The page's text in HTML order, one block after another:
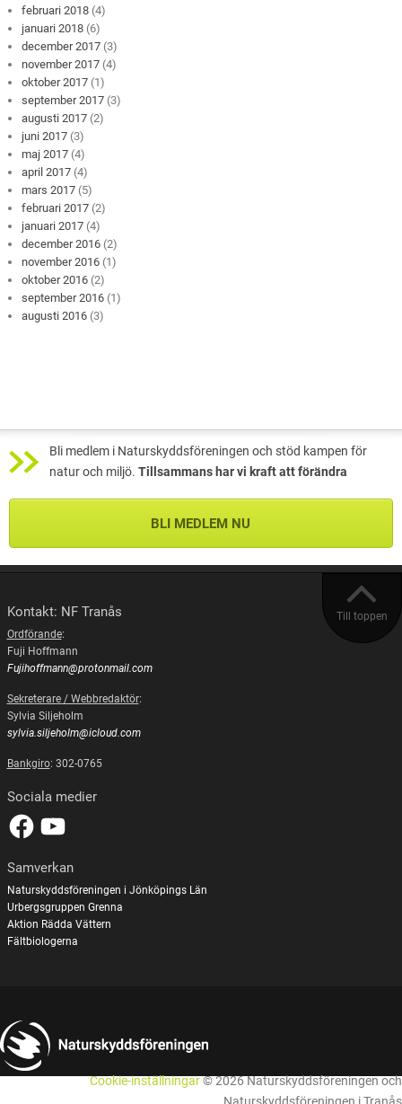
februari 2018 (4)
januari 2018 (6)
december 2017 (3)
november 2017 (4)
oktober 2017 (1)
september 2017 (3)
augusti 2017 (2)
juni 2017 (3)
maj 2017 (4)
april 2017 (4)
mars 2017 (5)
februari 2017 (2)
januari 2017 (4)
december 2016 (2)
november 2016 (1)
oktober 2016 (2)
september 2016 (1)
augusti 2016 (3)
Bli medlem i Naturskyddsföreningen och stöd kampen för
natur och miljö. Tillsammans har vi kraft att förändra
BLI MEDLEM NU
Till toppen
Kontakt: NF Tranås
Ordförande:
Fuji Hoffmann
Fujihoffmann@protonmail.com
Sekreterare / Webbredaktör:
Sylvia Siljeholm
sylvia.siljeholm@icloud.com
Bankgiro: 302-0765
Sociala medier
Samverkan
Naturskyddsföreningen i Jönköpings Län
Urbergsgruppen Grenna
Aktion Rädda Vättern
Fältbiologerna
Cookie-inställningar© 2026 Naturskyddsföreningen och